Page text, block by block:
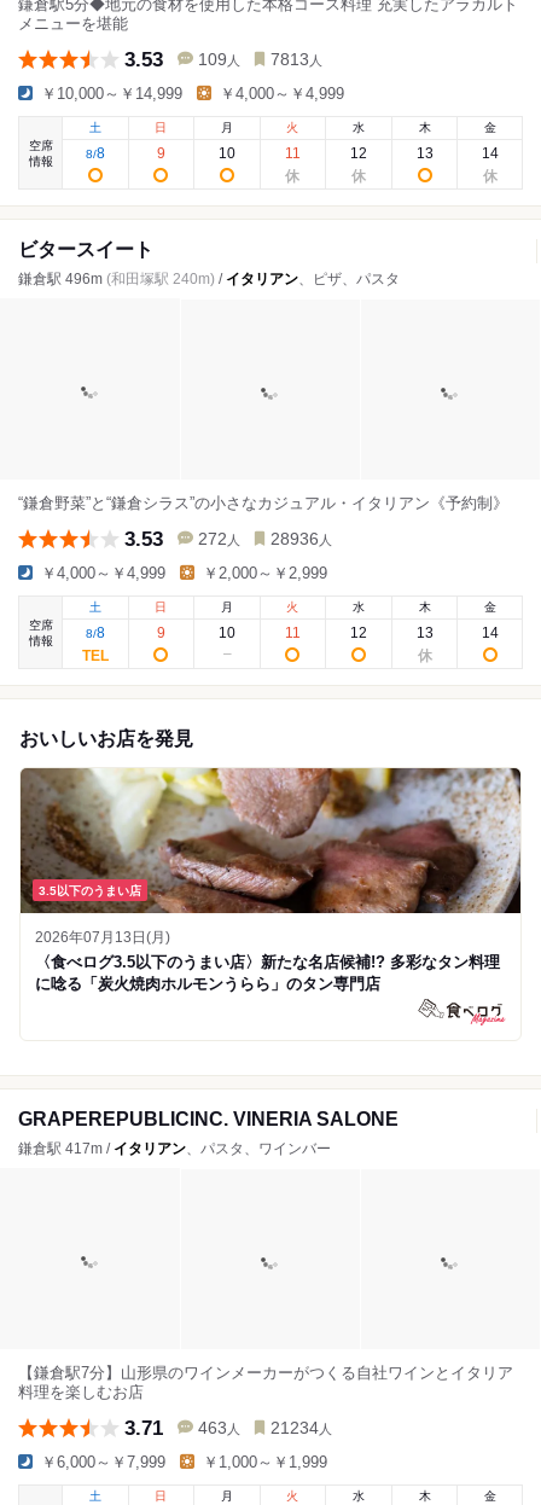
鎌倉駅5分◆地元の食材を使用した本格コース料理 充実したアラカルト
メニューを堪能
3.53 109 人 7813 人
￥10,000～￥14,999 ￥4,000～￥4,999
空席
情報
土
8/8
日
9
月
10
火
11
水
12
木
13
金
14
ビタースイート
鎌倉駅 496m (和田塚駅 240m) / イタリアン、ピザ、パスタ
“鎌倉野菜”と“鎌倉シラス”の小さなカジュアル・イタリアン《予約制》
3.53 272 人 28936 人
￥4,000～￥4,999 ￥2,000～￥2,999
空席
情報
土
8/8
日
9
月
10
火
11
水
12
木
13
金
14
おいしいお店を発見
3.5以下のうまい店
2026年07月13日(月)
〈食べログ3.5以下のうまい店〉新たな名店候補!? 多彩なタン料理
に唸る「炭火焼肉ホルモンうらら」のタン専門店
GRAPEREPUBLICINC. VINERIA SALONE
鎌倉駅 417m / イタリアン、パスタ、ワインバー
【鎌倉駅7分】山形県のワインメーカーがつくる自社ワインとイタリア
料理を楽しむお店
3.71 463 人 21234 人
￥6,000～￥7,999 ￥1,000～￥1,999
土
日 月 火 水 木 金